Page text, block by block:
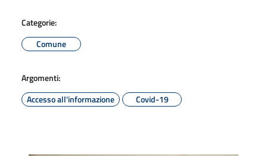
Categorie:
Comune
Argomenti:
Accesso all'informazione
Covid-19